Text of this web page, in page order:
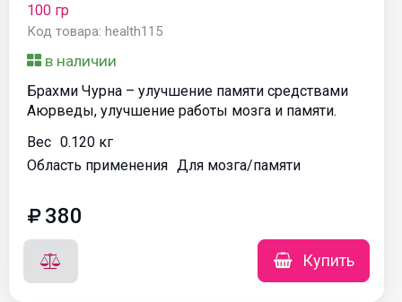
100 гр
Код товара: health115
в наличии
Брахми Чурна – улучшение памяти средствами
Аюрведы, улучшение работы мозга и памяти.
Вес 0.120 кг
Область применения Для мозга/памяти
380
Купить